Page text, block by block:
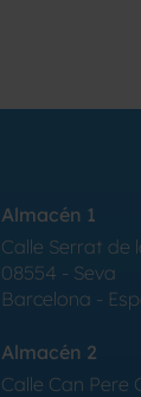
Almacén 1
Calle Serrat de
08554 - Seva
Barcelona -
Almacén 2
Calle Can Pere